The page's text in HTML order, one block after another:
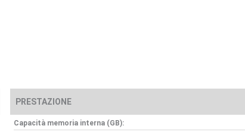
PRESTAZIONE
Capacità memoria interna (GB):